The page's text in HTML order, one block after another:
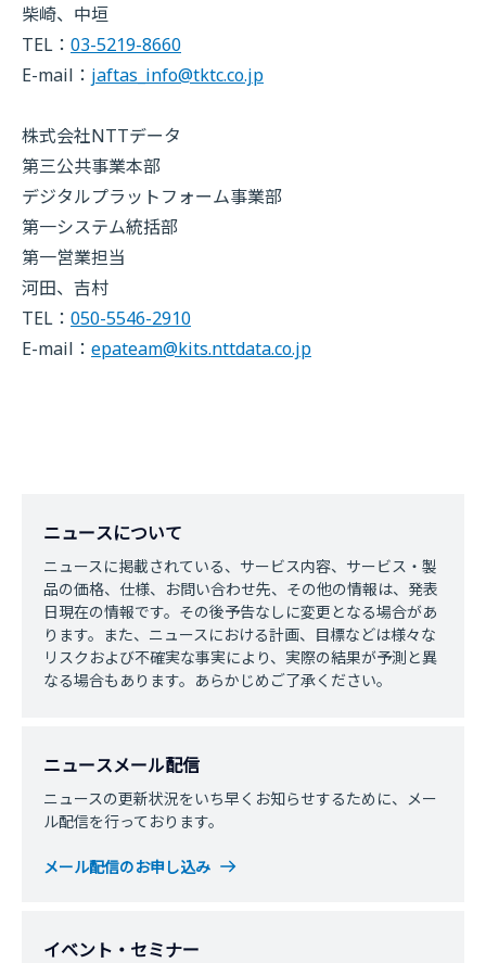
柴崎、中垣
TEL： 03-5219-8660
E-mail： jaftas_info@tktc.co.jp
株式会社NTTデータ
第三公共事業本部
デジタルプラットフォーム事業部
第一システム統括部
第一営業担当
河田、吉村
TEL： 050-5546-2910
E-mail： epateam@kits.nttdata.co.jp
ニュースについて
ニュースに掲載されている、サービス内容、サービス・製
品の価格、仕様、お問い合わせ先、その他の情報は、発表
日現在の情報です。その後予告なしに変更となる場合があ
ります。また、ニュースにおける計画、目標などは様々な
リスクおよび不確実な事実により、実際の結果が予測と異
なる場合もあります。あらかじめご了承ください。
ニュースメール配信
ニュースの更新状況をいち早くお知らせするために、メー
ル配信を行っております。
メール配信のお申し込み
イベント・セミナー